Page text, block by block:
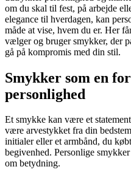
om du skal til fest, på arbejde
elegance til hverdagen, kan
måde at vise, hvem du er. Her
vælger og bruger smykker, der
gå på kompromis med din stil.
Smykker som en
personlighed
Et smykke kan være et
være arvestykket fra din
initialer eller et armbånd, du
begivenhed. Personlige
om betydning.